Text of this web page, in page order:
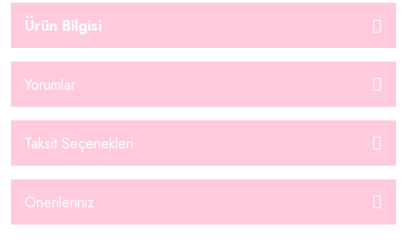
Ürün Bilgisi
Yorumlar
Taksit Seçenekleri
Önerileriniz